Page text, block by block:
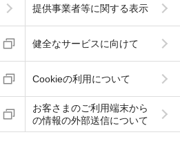
提供事業者等に関する表示
健全なサービスに向けて
Cookieの利用について
お客さまのご利用端末から
の情報の外部送信について